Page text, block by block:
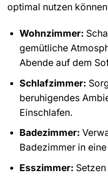
optimal nutzen
Wohnzimmer:
gemütliche
Abende auf dem
Schlafzimmer:
beruhigendes
Einschlafen.
Badezimmer:
Badezimmer in
Esszimmer: